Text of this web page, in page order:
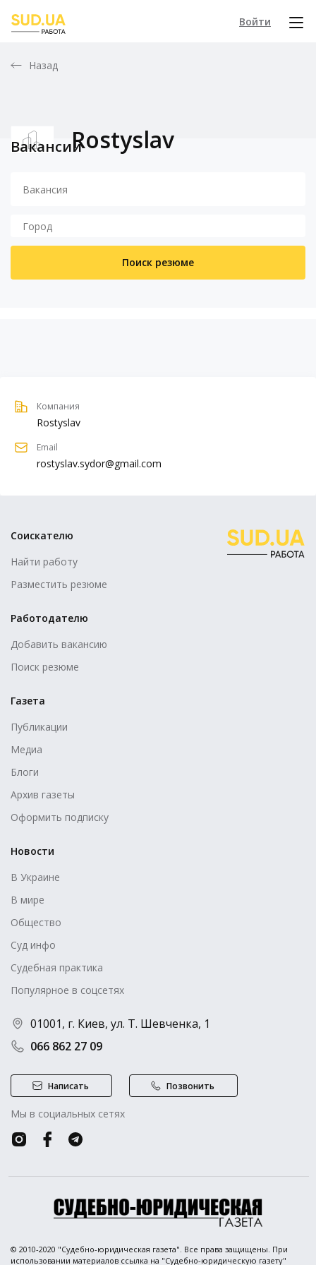
Войти
Назад
Rostyslav
Вакансии
Поиск резюме
Компания
Rostyslav
Email
rostyslav.sydor@gmail.com
Соискателю
Найти работу
Разместить резюме
Работодателю
Добавить вакансию
Поиск резюме
Газета
Публикации
Медиа
Блоги
Архив газеты
Оформить подписку
Новости
В Украине
В мире
Общество
Суд инфо
Судебная практика
Популярное в соцсетях
066 862 27 09
01001, г. Киев, ул. Т. Шевченка, 1
Написать Позвонить
Мы в социальных сетях
© 2010-2020 "Судебно-юридическая газета". Все права защищены. При
использовании материалов ссылка на "Судебно-юридическую газету"